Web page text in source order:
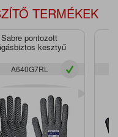
TERMÉKEK
Sabre pontozott
kesztyű
A640G7RL